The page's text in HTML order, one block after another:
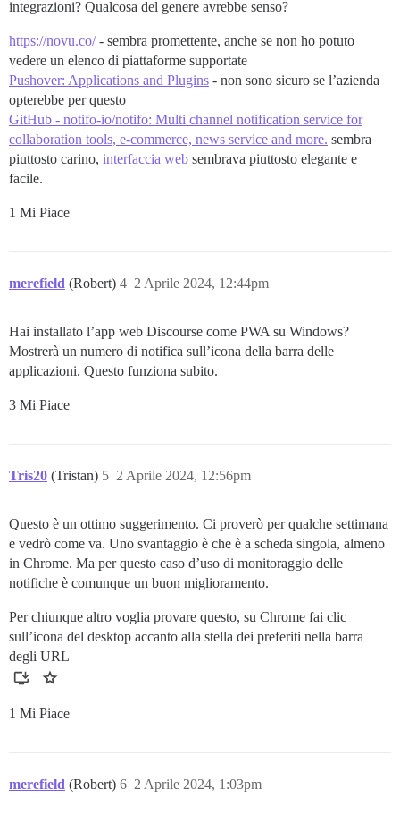
integrazioni? Qualcosa del genere avrebbe senso?
https://novu.co/- sembra promettente, anche se non ho potuto
vedere un elenco di piattaforme supportate
Pushover: Applications and Plugins - non sono sicuro se l’azienda
opterebbe per questo
GitHub - notifo-io/notifo: Multi channel notification service for
collaboration tools, e-commerce, news service and more. sembra
piuttosto carino, interfaccia web sembrava piuttosto elegante e
facile.
1 Mi Piace
merefield (Robert) 2 Aprile 2024, 12:44pm
4
Hai installato l’app web Discourse come PWA su Windows?
Mostrerà un numero di notifica sull’icona della barra delle
applicazioni. Questo funziona subito.
3 Mi Piace
Tris20 (Tristan) 2 Aprile 2024, 12:56pm
5
Questo è un ottimo suggerimento. Ci proverò per qualche settimana
e vedrò come va. Uno svantaggio è che è a scheda singola, almeno
in Chrome. Ma per questo caso d’uso di monitoraggio delle
notifiche è comunque un buon miglioramento.
Per chiunque altro voglia provare questo, su Chrome fai clic
sull’icona del desktop accanto alla stella dei preferiti nella barra
degli URL
1 Mi Piace
merefield (Robert) 2 Aprile 2024, 1:03pm
6